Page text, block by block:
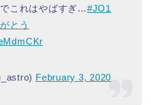
これはやばすぎ…#JO1
とう
February 3, 2020